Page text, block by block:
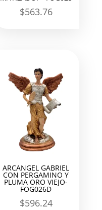
$563.76
ARCANGEL GABRIEL
CON PERGAMINO Y
PLUMA ORO VIEJO-
FOG026D
$596.24